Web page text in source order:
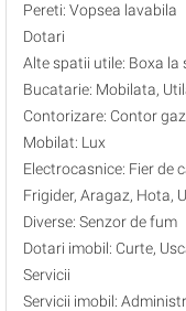
Pereti: Vopsea lavabila
Dotari
Alte spatii utile: Boxa la
Bucatarie: Mobilata,
Contorizare: Contor
Mobilat: Lux
Electrocasnice: Fier de
Frigider, Aragaz, Hota,
Diverse: Senzor de fum
Dotari imobil: Curte,
Servicii
Servicii imobil: